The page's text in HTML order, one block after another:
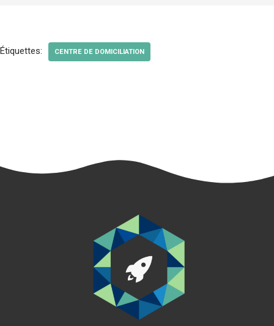
Étiquettes: CENTRE DE DOMICILIATION